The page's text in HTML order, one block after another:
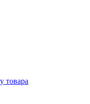
товара